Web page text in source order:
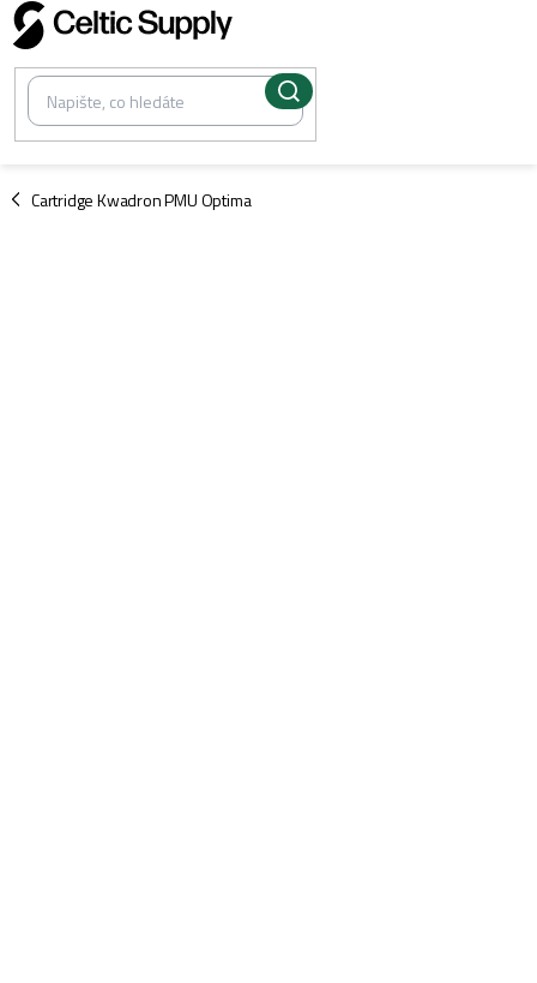
Přejít
na
obsah
Cartridge Kwadron PMU Optima
/